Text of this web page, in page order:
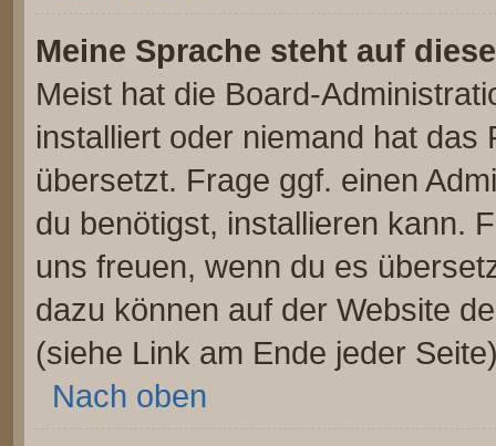
Meine Sprache steht auf
Meist hat die Board-
installiert oder niemand hat
übersetzt. Frage ggf. einen
du benötigst, installieren kann.
uns freuen, wenn du es
dazu können auf der Website
(siehe Link am Ende jeder
Nach oben